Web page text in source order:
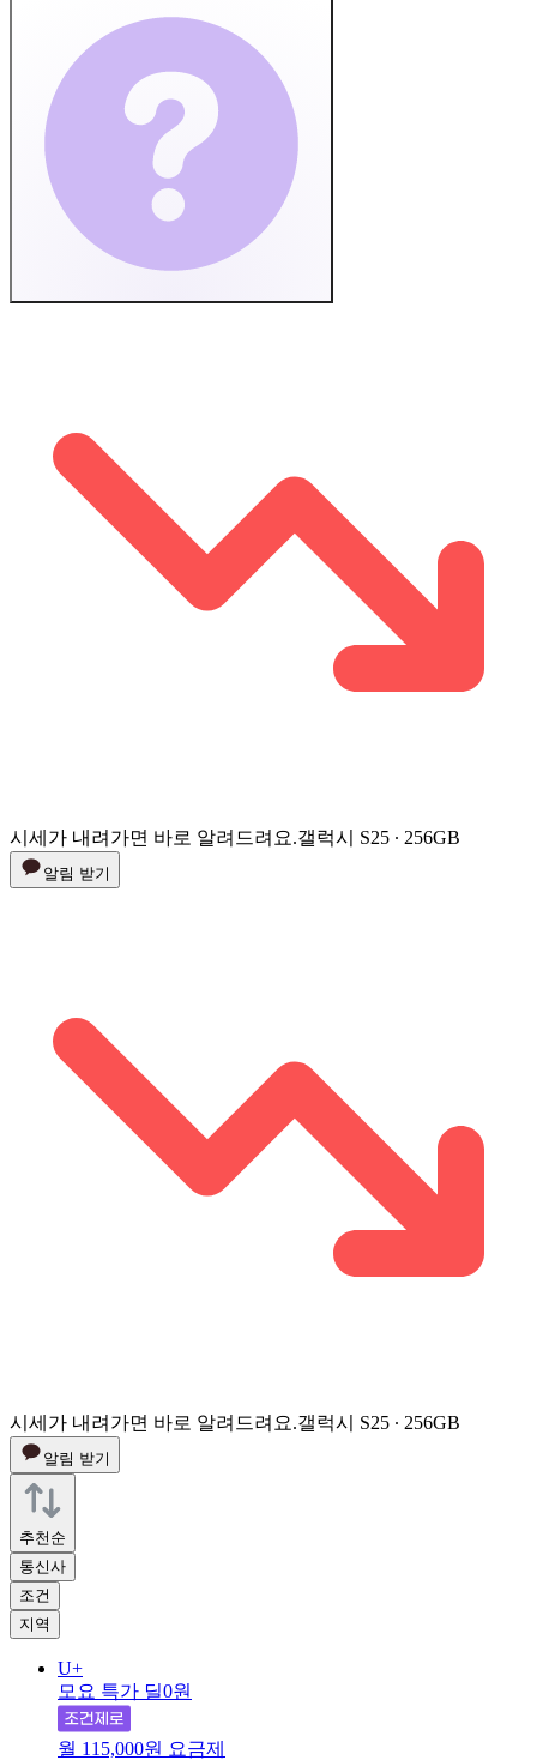
시세가 내려가면 바로 알려드려요.갤럭시 S25 ∙ 256GB
알림 받기
시세가 내려가면 바로 알려드려요.갤럭시 S25 ∙ 256GB
알림 받기
추천순
통신사
조건
지역
U+
모요 특가 딜0원
월 115,000원 요금제